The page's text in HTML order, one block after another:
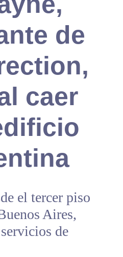
de
caer
el tercer piso
Aires,
de